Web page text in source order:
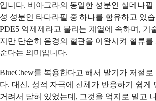
입니다. 비아그라의 동일한 성분인 실데나필
성 성분인 타다라필 중 하나를 함유하고 있
PDE5 억제제라고 불리는 계열에 속하며, 기
지만 단순히 음경의 혈관을 이완시켜 혈류를
준다는 의미입니다.
BlueChew를 복용한다고 해서 발기가 저절로
다. 대신, 성적 자극에 신체가 반응하기 쉽게
거려서 닫혀 있었는데, 그것을 억지로 밀고